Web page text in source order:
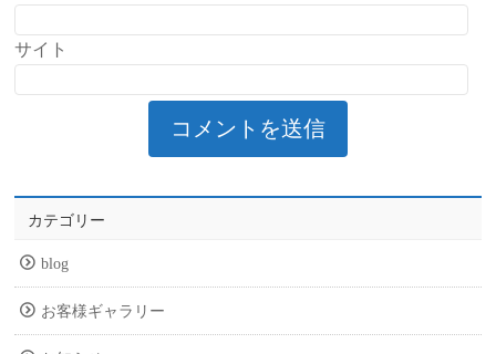
サイト
カテゴリー
blog
お客様ギャラリー